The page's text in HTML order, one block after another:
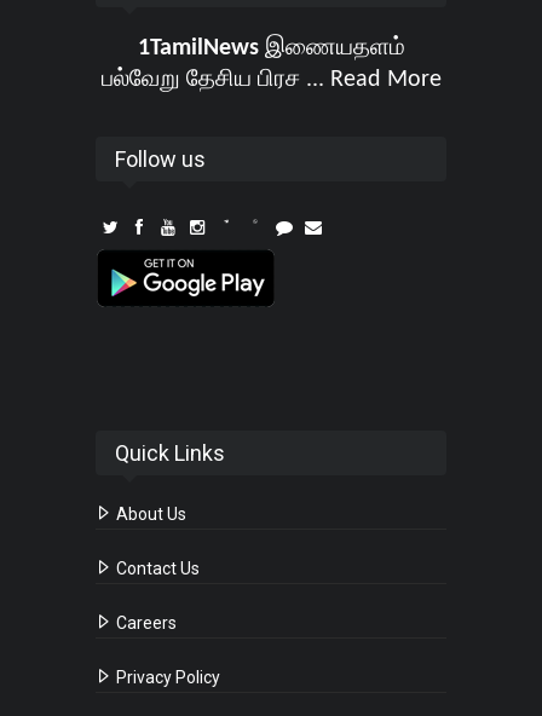
1TamilNewsஇணையதளம்
பல்வேறு தேசிய பிரச ... Read More
Follow us
Quick Links
About Us
Contact Us
Careers
Privacy Policy